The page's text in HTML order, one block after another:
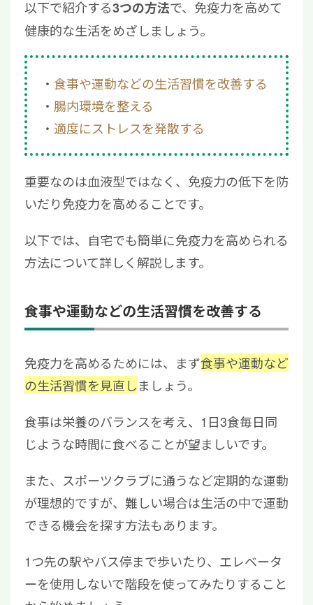
以下で紹介する3つの方法で、免疫力を高めて
健康的な生活をめざしましょう。
食事や運動などの生活習慣を改善する
腸内環境を整える
適度にストレスを発散する
重要なのは血液型ではなく、免疫力の低下を防
いだり免疫力を高めることです。
以下では、自宅でも簡単に免疫力を高められる
方法について詳しく解説します。
食事や運動などの生活習慣を改善する
免疫力を高めるためには、まず食事や運動など
の生活習慣を見直しましょう。
食事は栄養のバランスを考え、1日3食毎日同
じような時間に食べることが望ましいです。
また、スポーツクラブに通うなど定期的な運動
が理想的ですが、難しい場合は生活の中で運動
できる機会を探す方法もあります。
1つ先の駅やバス停まで歩いたり、エレベータ
ーを使用しないで階段を使ってみたりすること